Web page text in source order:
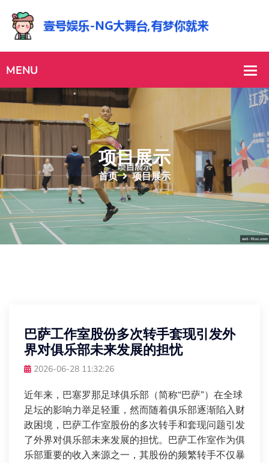
项目展示
首页 项目展示
巴萨工作室股份多次转手套现引发外
界对俱乐部未来发展的担忧
2026-06-28 11:32:26
近年来，巴塞罗那足球俱乐部（简称“巴萨”）在全球
足坛的影响力举足轻重，然而随着俱乐部逐渐陷入财
政困境，巴萨工作室股份的多次转手和套现问题引发
了外界对俱乐部未来发展的担忧。巴萨工作室作为俱
乐部重要的收入来源之一，其股份的频繁转手不仅暴